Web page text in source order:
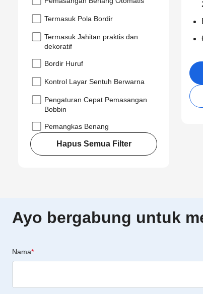
Termasuk Pola Bordir
Termasuk Jahitan praktis dan
dekoratif
Bordir Huruf
Kontrol Layar Sentuh Berwarna
Pengaturan Cepat Pemasangan
Bobbin
Pemangkas Benang
Hapus Semua Filter
Ayo bergabung untuk
Nama*